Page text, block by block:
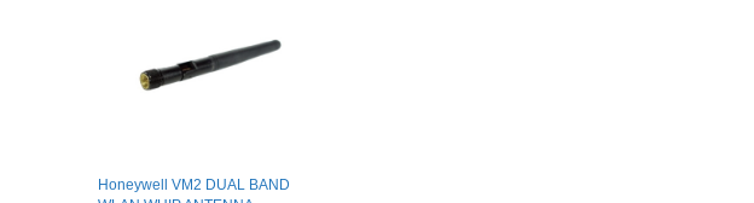
Honeywell VM2 DUAL BAND